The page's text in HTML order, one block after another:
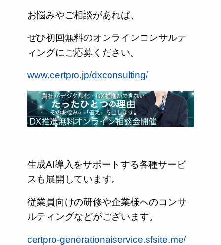
お悩みやご相談があれば、
ぜひ初回無料のオンラインコンサルテ
ィングにご応募ください。
www.certpro.jp/dxconsulting/
生成AI導入をサポートする各種サービ
スも展開しています。
従業員向けの研修や企業様へのコンサ
ルティングなどがございます。
certpro-generationaiservice.sfsite.me/